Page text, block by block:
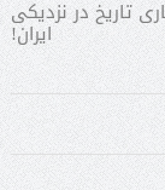
تاریخ در نزدیکی
ایران!